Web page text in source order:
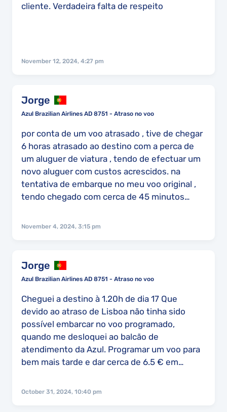
cliente. Verdadeira falta de respeito
November 12, 2024, 4:27 pm
Jorge
Azul Brazilian Airlines AD 8751 - Atraso no voo
por conta de um voo atrasado , tive de chegar
6 horas atrasado ao destino com a perca de
um aluguer de viatura , tendo de efectuar um
novo aluguer com custos acrescidos. na
tentativa de embarque no meu voo original ,
tendo chegado com cerca de 45 minutos
embarcar pois não havia tempo para
campinas remarcaram o voo e deram um
voucher de refeição no valor de 41 reais cada
passageiro só a remarcação para outro voo
perca de um aluguer de viatura que eu já tinha
feito e pago , e colocação de viagem nas
últimas poltronas do avião sem acesso ao
bagageiro superior , tendo nós de efetuar a
viagem tipo sardinha em lata devido às
bagagens que trazíamos de Lisboa. perca do
November 4, 2024, 3:15 pm
Jorge
Azul Brazilian Airlines AD 8751 - Atraso no voo
Cheguei a destino à 1.20h de dia 17 Que
devido ao atraso de Lisboa não tinha sido
possível embarcar no voo programado,
quando me desloquei ao balcão de
atendimento da Azul. Programar um voo para
bem mais tarde e dar cerca de 6.5 € em
ter chegado de madrugada , perdi um aluguer
October 31, 2024, 10:40 pm